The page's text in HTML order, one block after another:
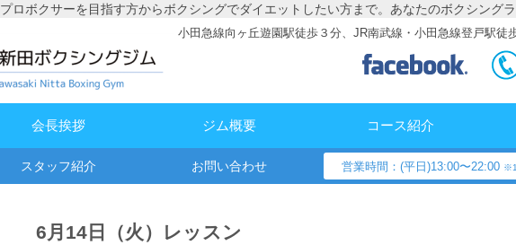
プロボクサーを目指す方からボクシングでダイエットしたい方まで。あなたのボクシング
小田急線向ヶ丘遊園駅徒歩３分、JR南武線・小田急線登戸駅
会長挨拶 ジム概要 コース紹介
スタッフ紹介 お問い合わせ 営業時間：(平日)13:00〜22:00
6月14日（火）レッスン